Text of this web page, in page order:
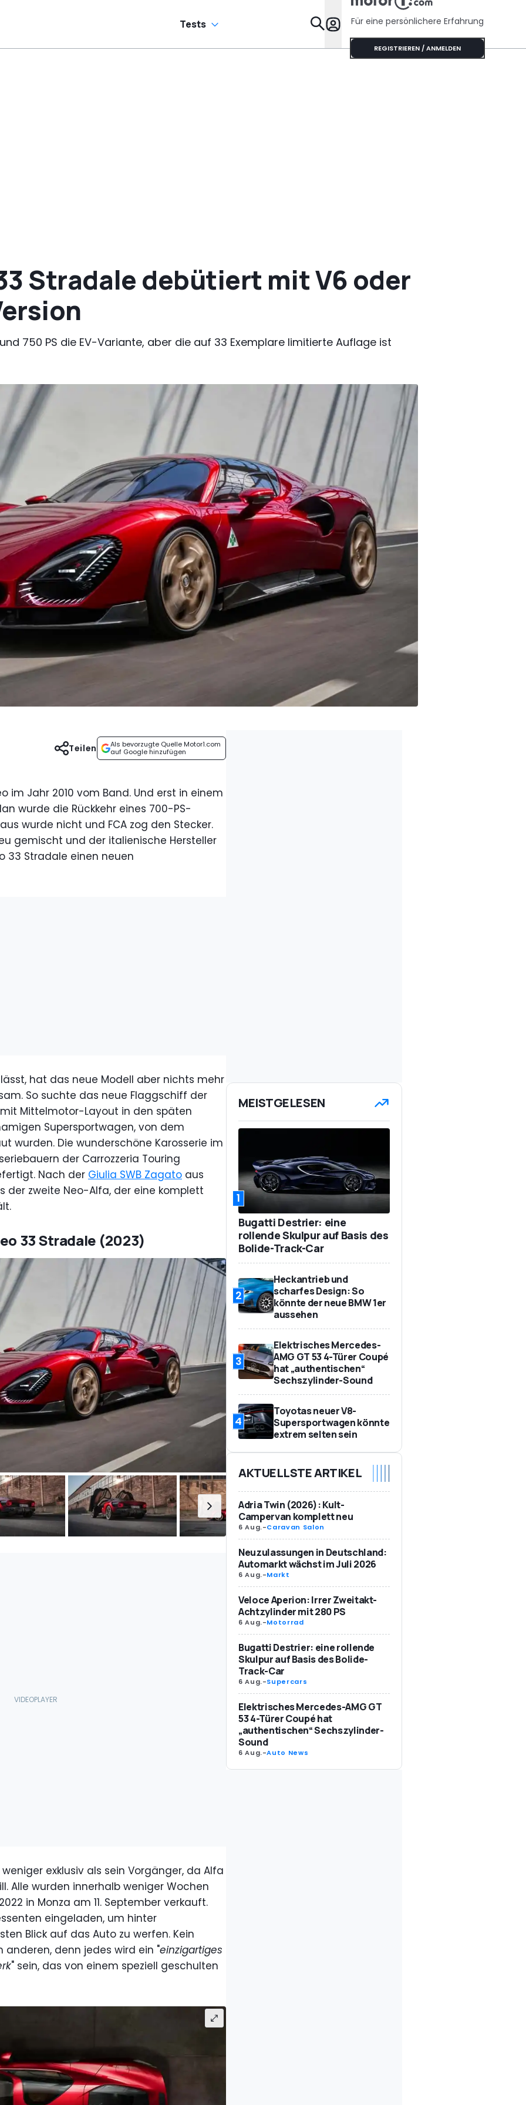
Tests Specials
Für eine persönlichere Erfahrung
REGISTRIEREN / ANMELDEN
Stradale debütiert mit V6 oder
750 PS die EV-Variante, aber die auf 33 Exemplare limitierte Auflage ist
Als bevorzugte Quelle Motor1.com
auf Google hinzufügen
Teilen
im Jahr 2010 vom Band. Und erst in einem
wurde die Rückkehr eines 700-PS-
wurde nicht und FCA zog den Stecker.
gemischt und der italienische Hersteller
33 Stradale einen neuen
hat das neue Modell aber nichts mehr
So suchte das neue Flaggschiff der
Mittelmotor-Layout in den späten
Supersportwagen, von dem
wurden. Die wunderschöne Karosserie im
der Carrozzeria Touring
Nach der Giulia SWB Zagato aus
der zweite Neo-Alfa, der eine komplett
33 Stradale (2023)
exklusiv als sein Vorgänger, da Alfa
Alle wurden innerhalb weniger Wochen
in Monza am 11. September verkauft.
eingeladen, um hinter
Blick auf das Auto zu werfen. Kein
denn jedes wird ein "einzigartiges
" sein, das von einem speziell geschulten
MEISTGELESEN
1
Bugatti Destrier: eine
rollende Skulpur auf Basis des
Bolide-Track-Car
2
Heckantrieb und
scharfes Design: So
könnte der neue BMW 1er
aussehen
3
Elektrisches Mercedes-
AMG GT 53 4-Türer Coupé
hat „authentischen“
Sechszylinder-Sound
4
Toyotas neuer V8-
Supersportwagen könnte
extrem selten sein
AKTUELLSTE ARTIKEL
Adria Twin (2026): Kult-
Campervan komplett neu
6 Aug.-Caravan Salon
Neuzulassungen in Deutschland:
Automarkt wächst im Juli 2026
6 Aug.-Markt
Veloce Aperion: Irrer Zweitakt-
Achtzylinder mit 280 PS
6 Aug.-Motorrad
Bugatti Destrier: eine rollende
Skulpur auf Basis des Bolide-
Track-Car
6 Aug.-Supercars
Elektrisches Mercedes-AMG GT
53 4-Türer Coupé hat
„authentischen“ Sechszylinder-
Sound
6 Aug.-Auto News